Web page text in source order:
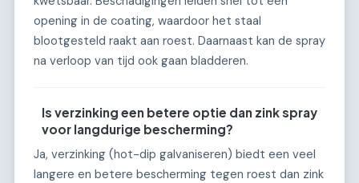
opening in de coating, waardoor het staal
blootgesteld raakt aan roest. Daarnaast kan de spray
na verloop van tijd ook gaan bladderen.
Is verzinking een betere optie dan zink spray
voor langdurige bescherming?
Ja, verzinking (hot-dip galvaniseren) biedt een veel
langere en betere bescherming tegen roest dan zink